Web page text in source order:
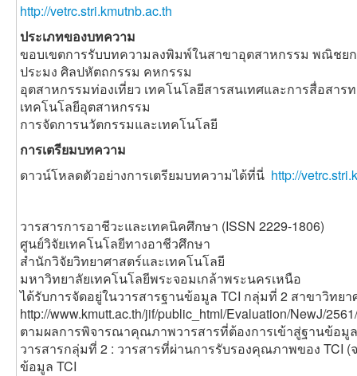
http://vetrc.stri.kmutnb.ac.th
ประเภทของบทความ
ขอบเขตการรับบทความลงพิมพ์ในสาขาอุตสาหกรรม พณิชย
ประมง ศิลปหัตถกรรม คหกรรม
อุตสาหกรรมท่องเที่ยว เทคโนโลยีสารสนเทศและการสื่อสา
เทคโนโลยีอุตสาหกรรม
การจัดการนวัตกรรมและเทคโนโลยี
การเตรียมบทความ
ดาวน์โหลดตัวอย่างการเตรียมบทความได้ที่นี่ http://
วารสารการอาชีวะและเทคนิคศึกษา (ISSN 2229-1806)
ศูนย์วิจัยเทคโนโลยีทางอาชีวศึกษา
สำนักวิจัยวิทยาศาสตร์และเทคโนโลยี
มหาวิทยาลัยเทคโนโลยีพระจอมเกล้าพระนครเหนือ
ได้รับการจัดอยู่ในวารสารฐานข้อมูล TCI กลุ่มที่ 2 สาขาวิทย
http://www.kmutt.ac.th/jif/public_html/Evaluation/NewJ/
ตามผลการพิจารณาคุณภาพวารสารที่ต้องการเข้าสู่ฐานข้อมูล
วารสารกลุ่มที่ 2 : วารสารที่ผ่านการรับรองคุณภาพของ TCI
ข้อมูล TCI